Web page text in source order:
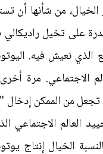
الخيال، من شأنها أن
على تخيل
الذي نعيش فيه.
الاجتماعي. مرة
تجعل من الممكن إدخال
العالم الاجتماعي
الخيال إنتاج